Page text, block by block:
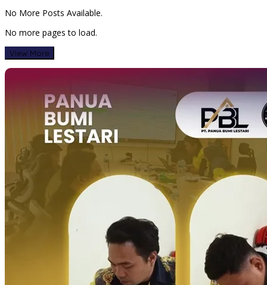
No More Posts Available.
No more pages to load.
View More